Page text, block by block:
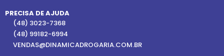
PRECISA DE AJUDA
(48) 3023-7368
(48) 99182-6994
VENDAS@DINAMICADROGARIA.COM.BR